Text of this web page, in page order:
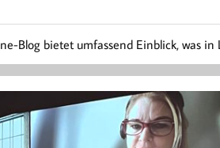
Blog bietet umfassend Einblick, was in